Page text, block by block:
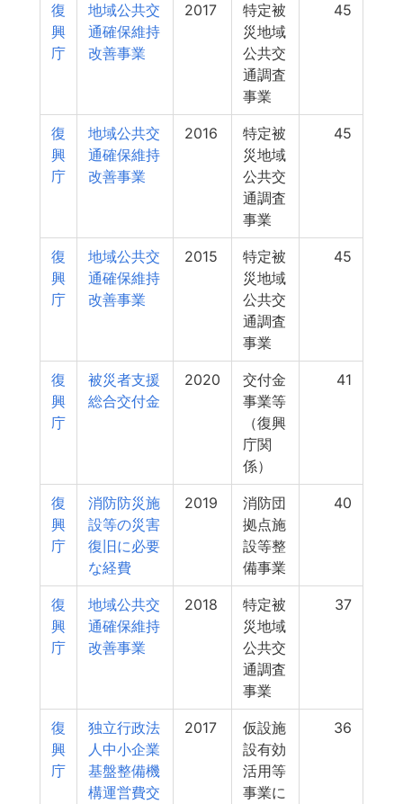
復
興
庁
地域公共交
通確保維持
改善事業
2017
特定被
災地域
公共交
通調査
事業
45
復
興
庁
地域公共交
通確保維持
改善事業
2016
特定被
災地域
公共交
通調査
事業
45
復
興
庁
地域公共交
通確保維持
改善事業
2015
特定被
災地域
公共交
通調査
事業
45
復
興
庁
被災者支援
総合交付金
2020
交付金
事業等
（復興
庁関
係）
41
復
興
庁
消防防災施
設等の災害
復旧に必要
な経費
2019
消防団
拠点施
設等整
備事業
40
復
興
庁
地域公共交
通確保維持
改善事業
2018
特定被
災地域
公共交
通調査
事業
37
復
興
庁
独立行政法
人中小企業
基盤整備機
構運営費交
2017
仮設施
設有効
活用等
事業に
36